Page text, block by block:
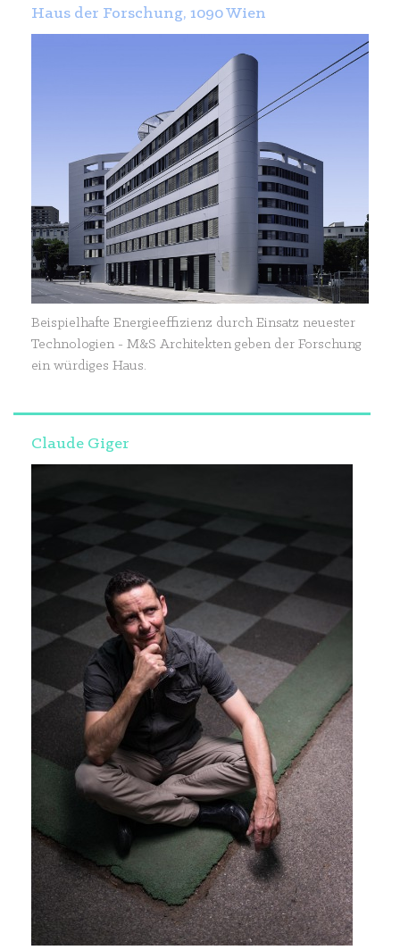
Haus der Forschung, 1090 Wien
Beispielhafte Energieeffizienz durch Einsatz neuester
Technologien - M&S Architekten geben der Forschung
ein würdiges Haus.
Claude Giger